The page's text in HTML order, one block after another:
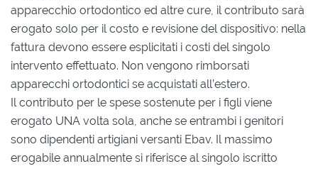
apparecchio ortodontico ed altre cure, il contributo sarà
erogato solo per il costo e revisione del dispositivo: nella
fattura devono essere esplicitati i costi del singolo
intervento effettuato. Non vengono rimborsati
apparecchi ortodontici se acquistati all’estero.
Il contributo per le spese sostenute per i figli viene
erogato UNA volta sola, anche se entrambi i genitori
sono dipendenti artigiani versanti Ebav. Il massimo
erogabile annualmente si riferisce al singolo iscritto